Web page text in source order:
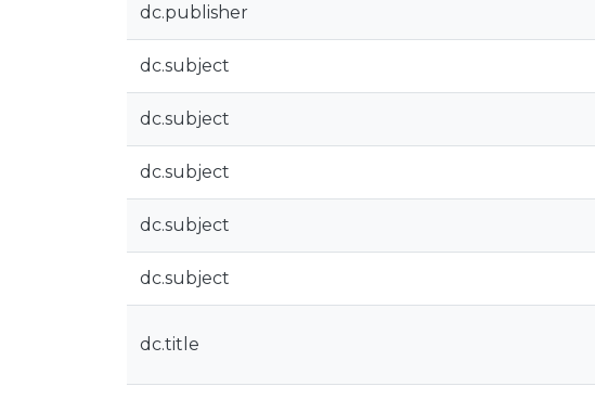
dc.publisher
dc.subject
dc.subject
dc.subject
dc.subject
dc.subject
dc.title